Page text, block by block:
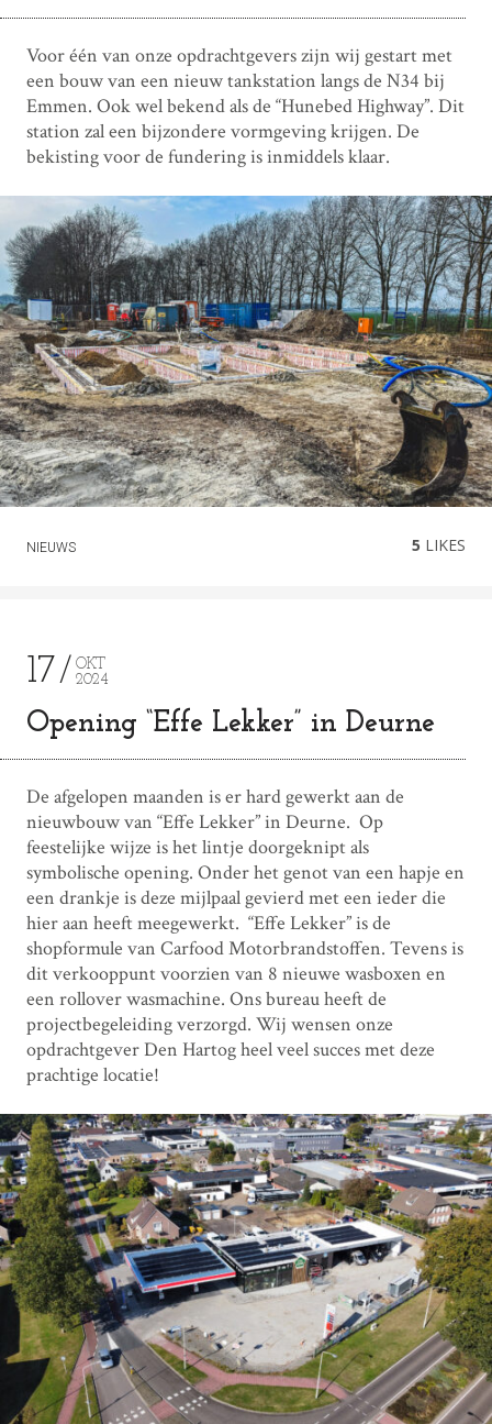
Voor één van onze opdrachtgevers zijn wij gestart met
een bouw van een nieuw tankstation langs de N34 bij
Emmen. Ook wel bekend als de “Hunebed Highway”. Dit
station zal een bijzondere vormgeving krijgen. De
bekisting voor de fundering is inmiddels klaar.
NIEUWS 5 LIKES
17
OKT
2024
Opening “Effe Lekker” in Deurne
De afgelopen maanden is er hard gewerkt aan de
nieuwbouw van “Effe Lekker” in Deurne. Op
feestelijke wijze is het lintje doorgeknipt als
symbolische opening. Onder het genot van een hapje en
een drankje is deze mijlpaal gevierd met een ieder die
hier aan heeft meegewerkt. “Effe Lekker” is de
shopformule van Carfood Motorbrandstoffen. Tevens is
dit verkooppunt voorzien van 8 nieuwe wasboxen en
een rollover wasmachine. Ons bureau heeft de
projectbegeleiding verzorgd. Wij wensen onze
opdrachtgever Den Hartog heel veel succes met deze
prachtige locatie!